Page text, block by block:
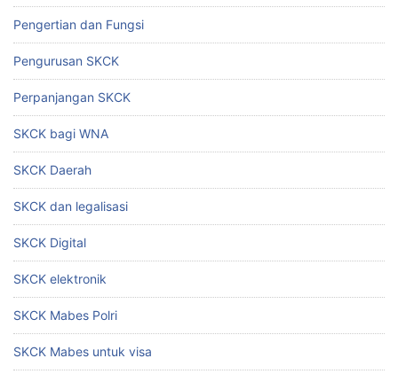
Pengertian dan Fungsi
Pengurusan SKCK
Perpanjangan SKCK
SKCK bagi WNA
SKCK Daerah
SKCK dan legalisasi
SKCK Digital
SKCK elektronik
SKCK Mabes Polri
SKCK Mabes untuk visa